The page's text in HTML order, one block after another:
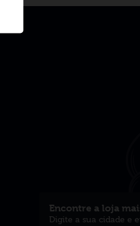
Encontre a loja
Digite a sua cidade e